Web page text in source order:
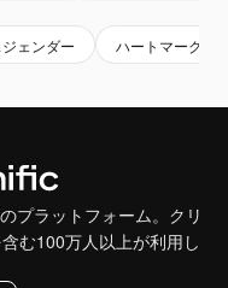
ジェンダー ハートマーク
プラットフォーム。クリ
む100万人以上が利用し